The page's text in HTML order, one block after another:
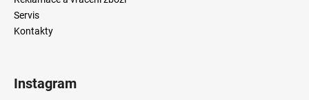
Servis
Kontakty
Instagram